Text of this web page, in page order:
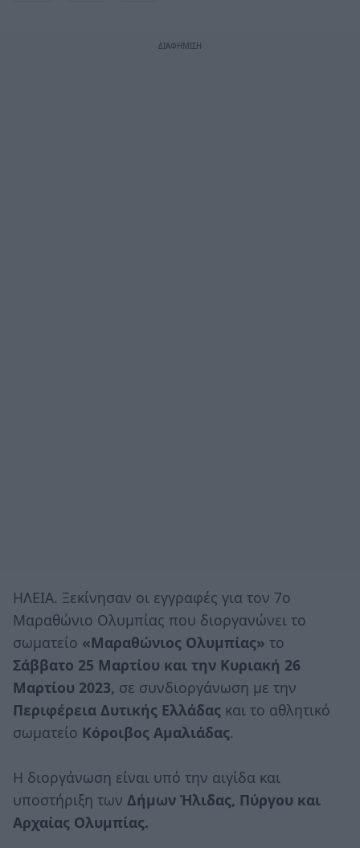
ΗΛΕΙΑ. Ξεκίνησαν οι εγγραφές για τον 7ο
Μαραθώνιο Ολυμπίας που διοργανώνει το
σωματείο «Μαραθώνιος Ολυμπίας» το
Σάββατο 25 Μαρτίου και την Κυριακή 26
Μαρτίου 2023, σε συνδιοργάνωση με την
Περιφέρεια Δυτικής Ελλάδας και το αθλητικό
σωματείο Κόροιβος Αμαλιάδας.
Η διοργάνωση είναι υπό την αιγίδα και
υποστήριξη των Δήμων Ήλιδας, Πύργου και
Αρχαίας Ολυμπίας.